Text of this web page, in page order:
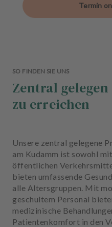
Termin
SO FINDEN SIE UNS
Zentral
zu erreichen
Unsere zentral gelegene
am Kudamm ist sowohl
öffentlichen
bieten umfassende
alle Altersgruppen. Mit
geschultem Personal
medizinische
Patientenkomfort in den